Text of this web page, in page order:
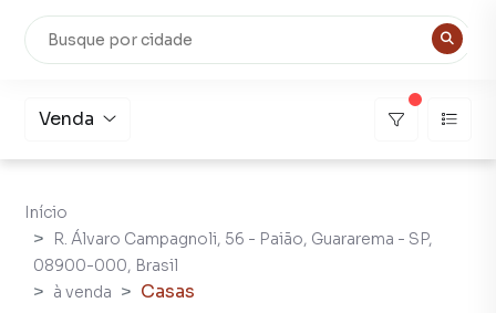
Venda
Início
R. Álvaro Campagnoli, 56 - Paião, Guararema - SP,
08900-000, Brasil
à venda
Casas